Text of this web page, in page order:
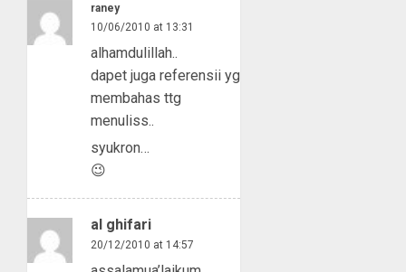
raney
10/06/2010 at 13:31
alhamdulillah..
dapet juga referensii yg
membahas ttg
menuliss..
syukron…
😉
al ghifari
20/12/2010 at 14:57